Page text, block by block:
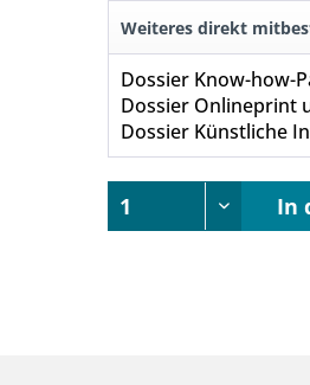
Weiteres direkt
Dossier Onlineprint
In